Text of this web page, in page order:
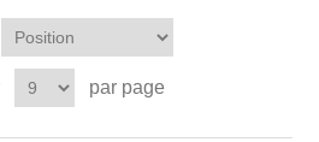
par page